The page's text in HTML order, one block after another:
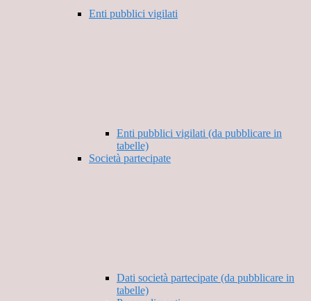
Enti pubblici vigilati
Enti pubblici vigilati (da pubblicare in
tabelle)
Società partecipate
Dati società partecipate (da pubblicare in
tabelle)